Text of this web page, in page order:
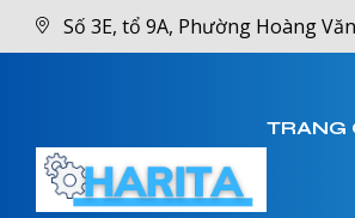
Số 3E, tổ 9A, Phường Hoàng
TRANG